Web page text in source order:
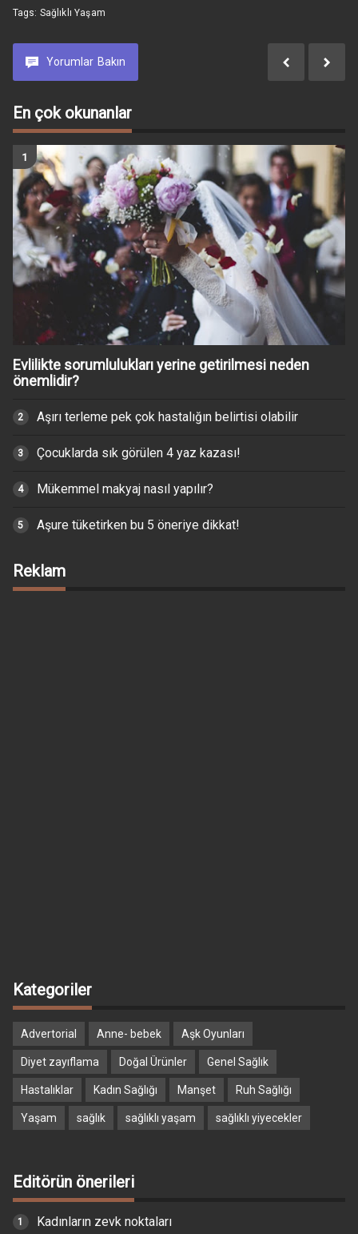
Tags: Sağlıklı Yaşam
Yorumlar Bakın
En çok okunanlar
Evlilikte sorumlulukları yerine getirilmesi neden
önemlidir?
Aşırı terleme pek çok hastalığın belirtisi olabilir
Çocuklarda sık görülen 4 yaz kazası!
Mükemmel makyaj nasıl yapılır?
Aşure tüketirken bu 5 öneriye dikkat!
Reklam
Kategoriler
Advertorial Anne- bebek Aşk Oyunları
Diyet zayıflama Doğal Ürünler Genel Sağlık
Hastalıklar Kadın Sağlığı Manşet Ruh Sağlığı
Yaşam sağlık sağlıklı yaşam sağlıklı yiyecekler
Editörün önerileri
Kadınların zevk noktaları